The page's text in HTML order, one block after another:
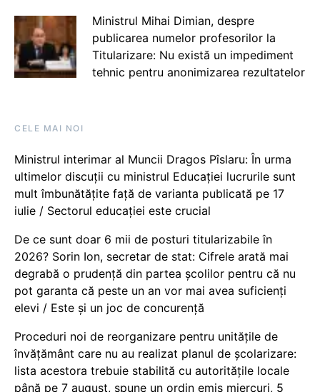
Ministrul Mihai Dimian, despre
publicarea numelor profesorilor la
Titularizare: Nu există un impediment
tehnic pentru anonimizarea rezultatelor
CELE MAI NOI
Ministrul interimar al Muncii Dragos Pîslaru: În urma
ultimelor discuții cu ministrul Educației lucrurile sunt
mult îmbunătățite față de varianta publicată pe 17
iulie / Sectorul educației este crucial
De ce sunt doar 6 mii de posturi titularizabile în
2026? Sorin Ion, secretar de stat: Cifrele arată mai
degrabă o prudență din partea școlilor pentru că nu
pot garanta că peste un an vor mai avea suficienți
elevi / Este și un joc de concurență
Proceduri noi de reorganizare pentru unitățile de
învățământ care nu au realizat planul de școlarizare:
lista acestora trebuie stabilită cu autoritățile locale
până pe 7 august, spune un ordin emis miercuri, 5